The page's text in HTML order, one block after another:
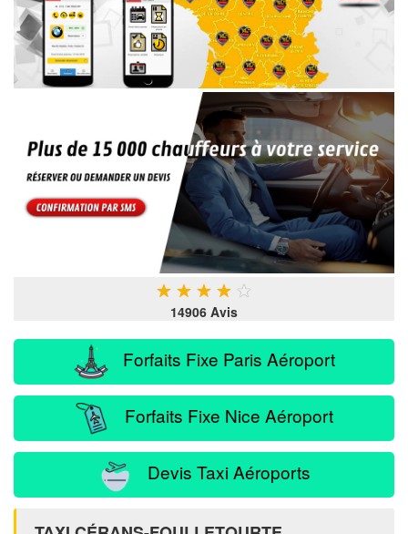
★ ★ ★ ★ ★
14906 Avis
Forfaits Fixe Paris Aéroport
Forfaits Fixe Nice Aéroport
Devis Taxi Aéroports